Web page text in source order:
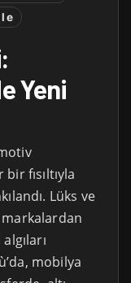
Yeni
fısıltıyla
Lüks ve
mobilya